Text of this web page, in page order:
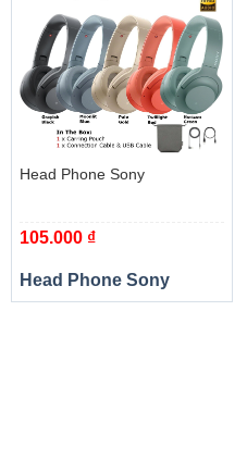
Head Phone Sony
105.000 ₫
Head Phone Sony